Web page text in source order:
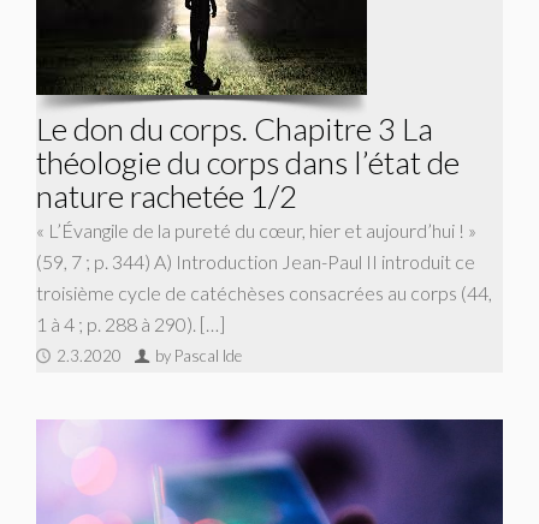
Le don du corps. Chapitre 3 La
théologie du corps dans l’état de
nature rachetée 1/2
« L’Évangile de la pureté du cœur, hier et aujourd’hui ! »
(59, 7 ; p. 344) A) Introduction Jean-Paul II introduit ce
troisième cycle de catéchèses consacrées au corps (44,
1 à 4 ; p. 288 à 290). […]
2.3.2020 by Pascal Ide